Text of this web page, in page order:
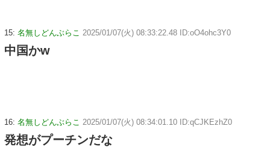
15: 名無しどんぶらこ 2025/01/07(火) 08:33:22.48 ID:oO4ohc3Y0
中国かw
16: 名無しどんぶらこ 2025/01/07(火) 08:34:01.10 ID:qCJKEzhZ0
発想がプーチンだな